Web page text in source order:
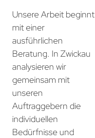
Unsere Arbeit beginnt
mit einer
ausführlichen
Beratung. In Zwickau
analysieren wir
gemeinsam mit
unseren
Auftraggebern die
individuellen
Bedürfnisse und